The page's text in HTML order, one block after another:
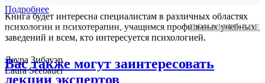
Книга будет интересна специалистам в различных областях
психологии и психотерапии, учащимся профильных учебных
заведений и всем, кто интересуется психологией.
Подробнее
Лаура Зибауэр
Laura Seebauer
ПОКАЗАТЬ ВСЕ
Вас также могут заинтересовать
лекции экспертов